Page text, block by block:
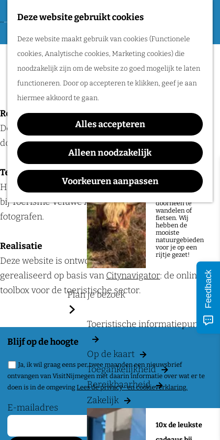
Deze website gebruikt cookies
Deze website maakt gebruik van cookies (Functionele
cookies, Analytische cookies, Marketing cookies) die
noodzakelijk zijn om de website zo goed mogelijk te laten
functioneren. Door op accepteren te klikken, geef je aan
hiermee akkoord te gaan.
Alles accepteren
Alleen noodzakelijk
Voorkeuren aanpassen
a
d
e
h
m
e
p
a
e
F
a
v
o
r
i
e
e
M
e
n
u
Routes
Wandelen
Fietsen
Routeplanner
Natuurgebieden
in het Rijk van
natuur in het Rijk
van Nijmegen is
doorheen te
wandelen of
fietsen. Wij
hebben de
mooiste
natuurgebieden
voor je op een
rijtje gezet!
Plan je bezoek
Toeristische informatiepunten
Op de kaart
Toegankelijkheid
Bereikbaarheid
Zakelijk
10x de leukste
Colofon
Redactie
De redactie van Visitnijmegen.nl wordt gevormd
doorToerisme Veluwe Arnhem Nijmegen.
Tekst en beeld
Het copyright van tekst en beeld op deze site berust
bij Toerisme Veluwe Arnhem Nijmegen en haar
fotografen.
Realisatie
Deze website is ontworpen doorInsidersen
gerealiseerd op basis van Citynavigator: de online
toolbox voor de toeristische sector.
Blijf op de hoogte
Ja, ik wil graag eens per twee maanden een nieuwsbrief
ontvangen van VisitNijmegen met daarin informatie over wat er te
doen is in de omgeving Lees de privacy- en cookieverklaring.
E-mailadres
Feedback